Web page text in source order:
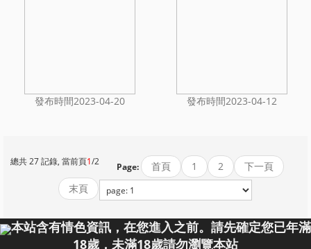
發布時間2023-04-20 發布時間2023-04-12
Page:
總共 27 記錄, 當前頁1/2 首頁 1 2
下一頁
末頁
本站含有情色資訊，在您進入之前。請先確定您已年滿
18歲，未滿18歲請勿瀏覽本站